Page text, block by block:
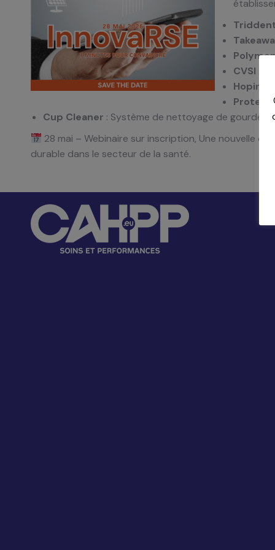
CVSI
Hopinnov
Cup Cleaner : Système de nettoyage de gourde
28 mai – Webinaire sur inscription, Une nouvelle
durable dans le secteur de la santé.